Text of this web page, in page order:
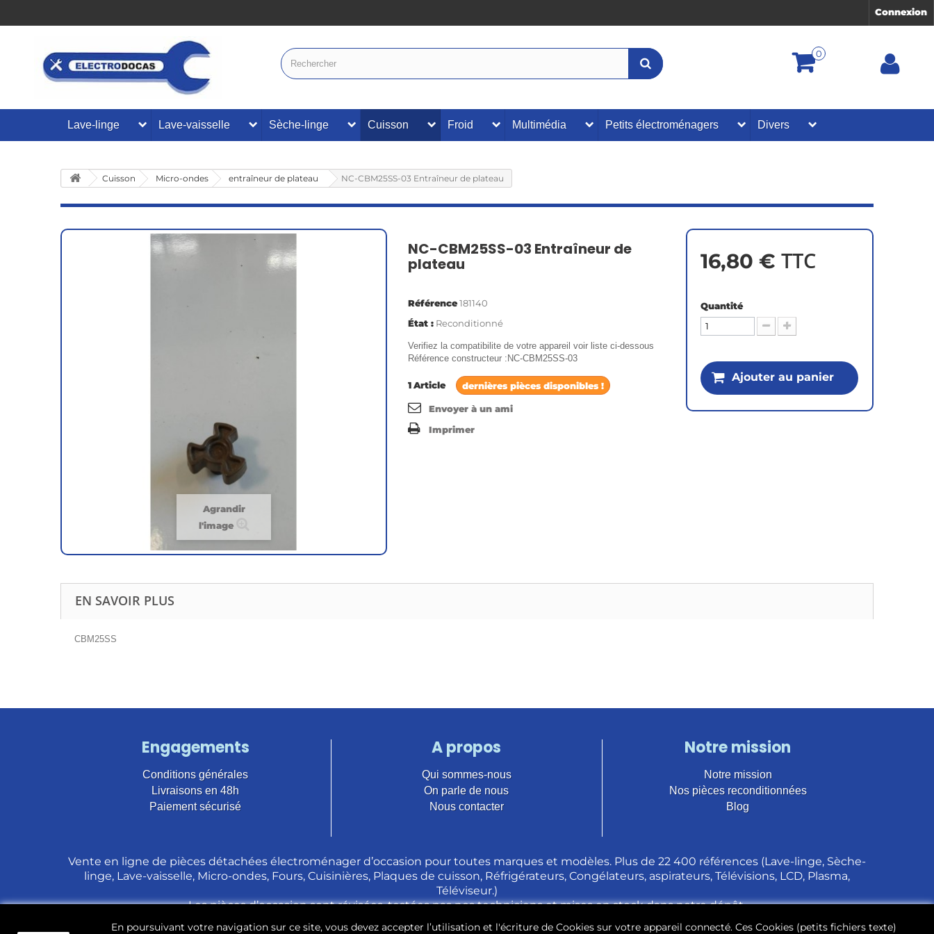
Connexion
0
Lave-linge Lave-vaisselle Sèche-linge Cuisson Froid Multimédia Petits électroménagers Divers
Cuisson Micro-ondes entraîneur de plateau NC-CBM25SS-03 Entraîneur de plateau
Agrandir
l'image
NC-CBM25SS-03 Entraîneur de
plateau
Référence181140
État : Reconditionné
Verifiez la compatibilite de votre appareil voir liste ci-dessous
Référence constructeur :NC-CBM25SS-03
1Article dernières pièces disponibles !
Envoyer à un ami
Imprimer
16,80 € TTC
Quantité
Ajouter au panier
EN SAVOIR PLUS
CBM25SS
Engagements
Conditions générales
Livraisons en 48h
Paiement sécurisé
A propos
Qui sommes-nous
On parle de nous
Nous contacter
Notre mission
Notre mission
Nos pièces reconditionnées
Blog
Vente en ligne de pièces détachées électroménager d’occasion pour toutes marques et modèles. Plus de 22 400 références (Lave-linge, Sèche-
linge, Lave-vaisselle, Micro-ondes, Fours, Cuisinières, Plaques de cuisson, Réfrigérateurs, Congélateurs, aspirateurs, Télévisions, LCD, Plasma,
Téléviseur.)
Les pièces d’occasion sont révisées, testées pas nos techniciens et mises en stock dans notre dépôt.
En poursuivant votre navigation sur ce site, vous devez accepter l’utilisation et l'écriture de Cookies sur votre appareil connecté. Ces Cookies (petits fichiers texte)